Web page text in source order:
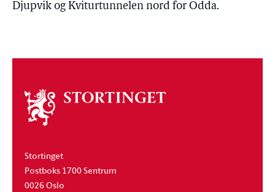
Djupvik og Kviturtunnelen nord for Odda.
Om
stortinget
Stortinget
Postboks 1700 Sentrum
0026 Oslo